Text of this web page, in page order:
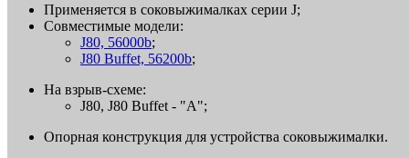
Применяется в соковыжималках серии J;
Совместимые модели:
J80, 56000b;
J80 Buffet, 56200b;
На взрыв-схеме:
J80, J80 Buffet - "A";
Опорная конструкция для устройства соковыжималки.